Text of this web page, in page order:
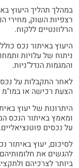
במהלך תהליך היעוץ
רצפיות השוק, מחירי
הרלוונטיים ללקוח.
היעוץ באיתור נכס
ניתוח של עלויות
והמגמות הנדל"ניות.
לאחר התקבלות על
הצעת רכישה או במו"מ
היתרונות של יעוץ
ומאמץ באיתור הנכס
על נכסים פוטנציאליים.
לסיכום, יעוץ באיתור
להגשים את
ביותר לצרכיהם